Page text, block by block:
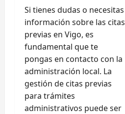
Si tienes dudas o necesitas
información sobre las citas
previas en Vigo, es
fundamental que te
pongas en contacto con la
administración local. La
gestión de citas previas
para trámites
administrativos puede ser